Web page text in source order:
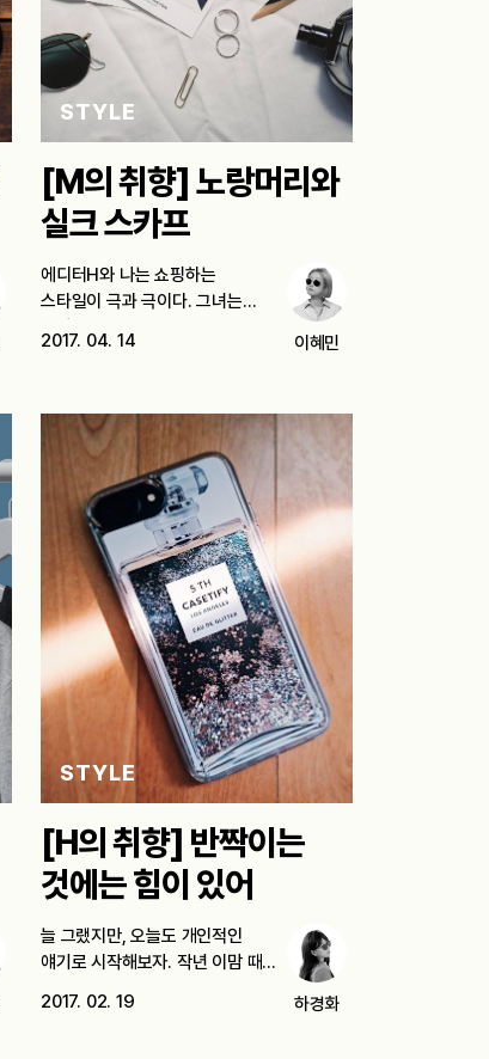
STYLE
[M의 취향] 노랑머리와
실크 스카프
에디터H와 나는 쇼핑하는
스타일이 극과 극이다. 그녀는
2017. 04. 14 이혜민
STYLE
[H의 취향] 반짝이는
것에는 힘이 있어
늘 그랬지만, 오늘도 개인적인
얘기로 시작해보자. 작년 이맘 때의
2017. 02. 19 하경화